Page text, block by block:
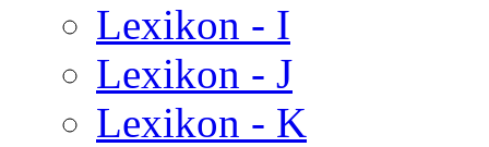
Lexikon - I
Lexikon - J
Lexikon - K